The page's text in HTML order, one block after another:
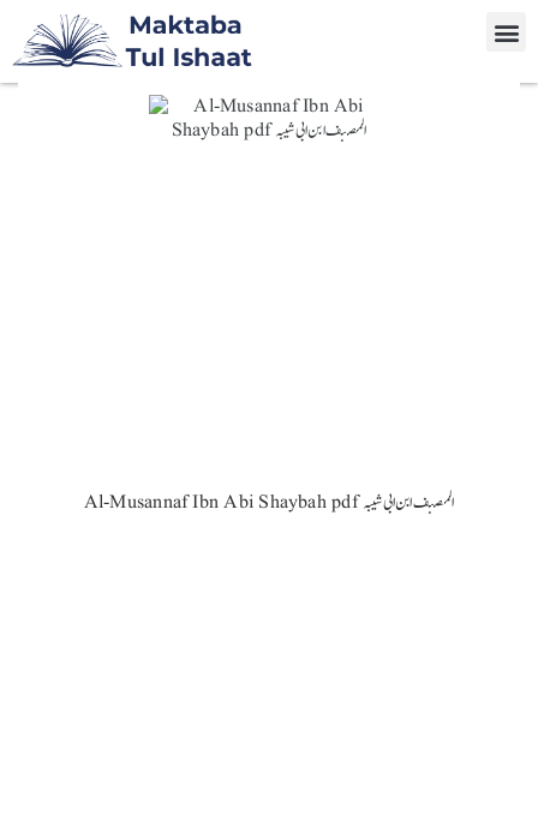
Al-Musannaf Ibn Abi Shaybah pdf المصنف ابن ابی شیبہ